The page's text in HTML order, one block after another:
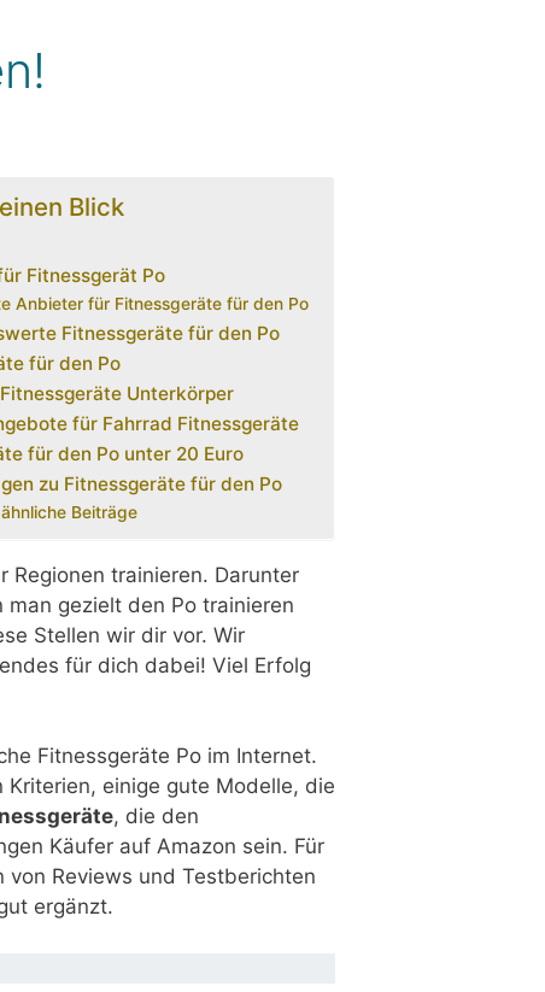
Blick
Fitnessgerät Po
Anbieter für Fitnessgeräte für den Po
Fitnessgeräte für den Po
für den Po
Unterkörper
für Fahrrad Fitnessgeräte
für den Po unter 20 Euro
zu Fitnessgeräte für den Po
Beiträge
Regionen trainieren. Darunter
gezielt den Po trainieren
Stellen wir dir vor. Wir
für dich dabei! Viel Erfolg
Fitnessgeräte Po im Internet.
einige gute Modelle, die
, die den
Käufer auf Amazon sein. Für
Reviews und Testberichten
ergänzt.